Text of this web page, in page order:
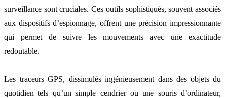
surveillance sont cruciales. Ces outils sophistiqués, souvent associés
aux dispositifs d’espionnage, offrent une précision impressionnante
qui permet de suivre les mouvements avec une exactitude
redoutable.
Les traceurs GPS, dissimulés ingénieusement dans des objets du
quotidien tels qu’un simple cendrier ou une souris d’ordinateur,